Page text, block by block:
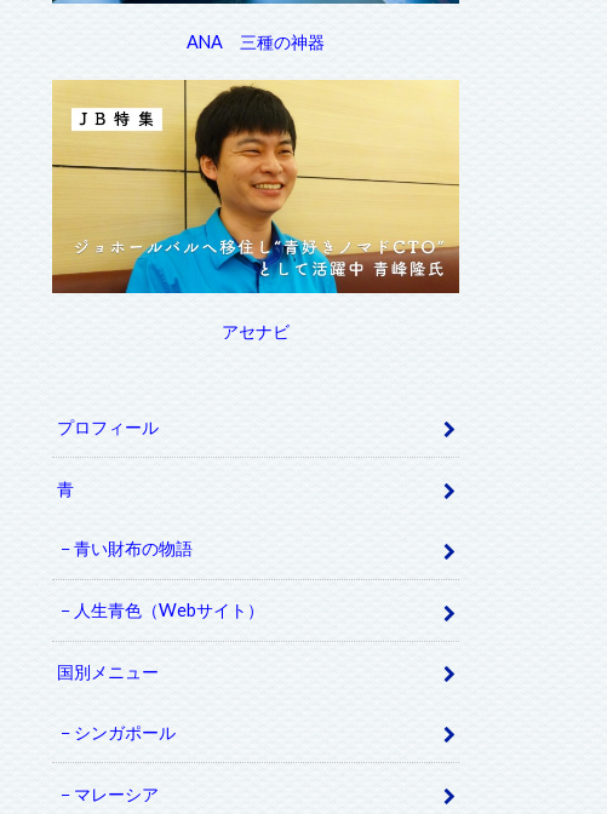
ANA 三種の神器
アセナビ
プロフィール
青
青い財布の物語
人生青色（Webサイト）
国別メニュー
シンガポール
マレーシア